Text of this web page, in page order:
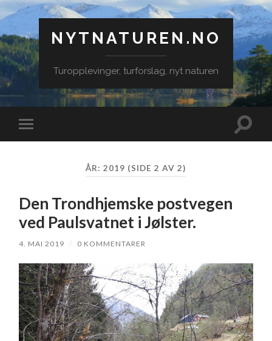
NYTNATUREN.NO
Turopplevinger, turforslag, nyt naturen
Veksle
mobilmeny
Veksle
ÅR:2019 (SIDE 2 AV 2)
Den Trondhjemske postvegen
ved Paulsvatnet i Jølster.
4. MAI 2019 / 0 KOMMENTARER